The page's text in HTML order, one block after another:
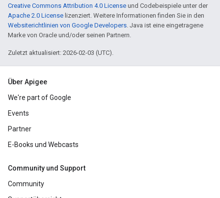
Creative Commons Attribution 4.0 License und Codebeispiele unter der
Apache 2.0 License lizenziert. Weitere Informationen finden Sie in den
Websiterichtlinien von Google Developers. Java ist eine eingetragene
Marke von Oracle und/oder seinen Partnern.
Zuletzt aktualisiert: 2026-02-03 (UTC).
Über Apigee
We're part of Google
Events
Partner
E-Books und Webcasts
Community und Support
Community